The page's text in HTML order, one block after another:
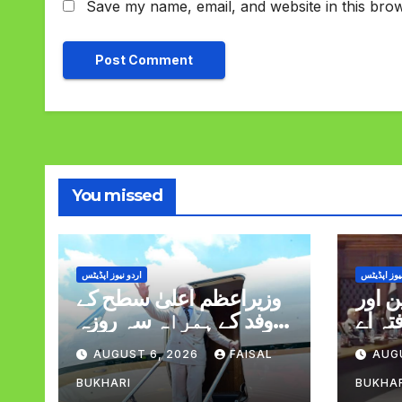
Save my name, email, and website in this
You missed
اردو نیوز اپڈیٹس
وزیراعظم اعلیٰ سطح کے
وفد کے ہمراہ سہ روزہ
دورہ پر سعودی عرب
روانہ
AUGUST 6, 2026 FAISAL
BUKHARI
اپڈیٹس
اور
اے